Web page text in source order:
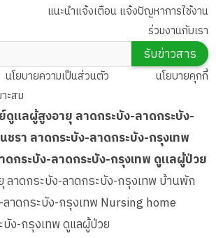
แลผู้สูงอายุ ลาดกระบัง-ลาดกระบัง-
รา ลาดกระบัง-ลาดกระบัง-กรุงเทพ
ดกระบัง-ลาดกระบัง-กรุงเทพ ดูแลผู้ป่วย
นโยบายความเป็นส่วนตัว
นโยบายคุกกี้
ะสม
แนะนำแจ้งเตือน แจ้งปัญหาการใช้งาน
ร่วมงานกับเรา
รับข่าวสาร